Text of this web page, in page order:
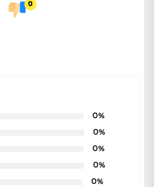
0
0%
0%
0%
0%
0%